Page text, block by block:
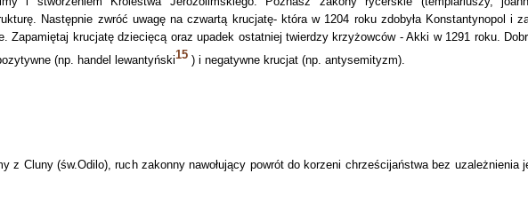
Następnie zwróć uwagę na czwartą krucjatę- która w 1204 roku zdobyła Konstantynopol i
Zapamiętaj krucjatę dziecięcą oraz upadek ostatniej twierdzy krzyżowców - Akki w 1291 roku.
(np. handel lewantyński15) i negatywne krucjat (np. antysemityzm).
z Cluny (św.Odilo), ruch zakonny nawołujący powrót do korzeni chrześcijaństwa bez uzależnienia